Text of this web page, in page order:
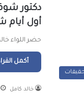
دكتور
أول أيام
حضر اللواء
أكمل
خالد كامل